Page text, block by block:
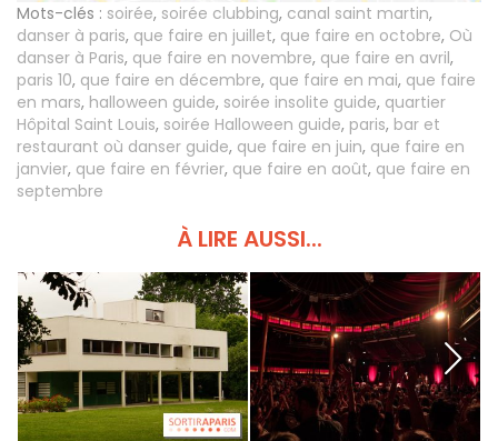
Mots-clés : soirée, soirée clubbing, canal saint martin,
danser à paris, que faire en juillet, que faire en octobre, Où
danser à Paris, que faire en novembre, que faire en avril,
paris 10, que faire en décembre, que faire en mai, que faire
en mars, halloween guide, soirée insolite guide, quartier
Hôpital Saint Louis, soirée Halloween guide, paris, bar et
restaurant où danser guide, que faire en juin, que faire en
janvier, que faire en février, que faire en août, que faire en
septembre
À LIRE AUSSI...